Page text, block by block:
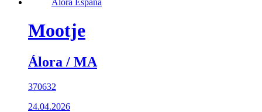
Mootje
Álora / MA
370632
24.04.2026